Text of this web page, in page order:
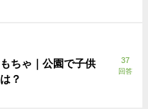
ちゃ｜公園で子供
？
37
回答